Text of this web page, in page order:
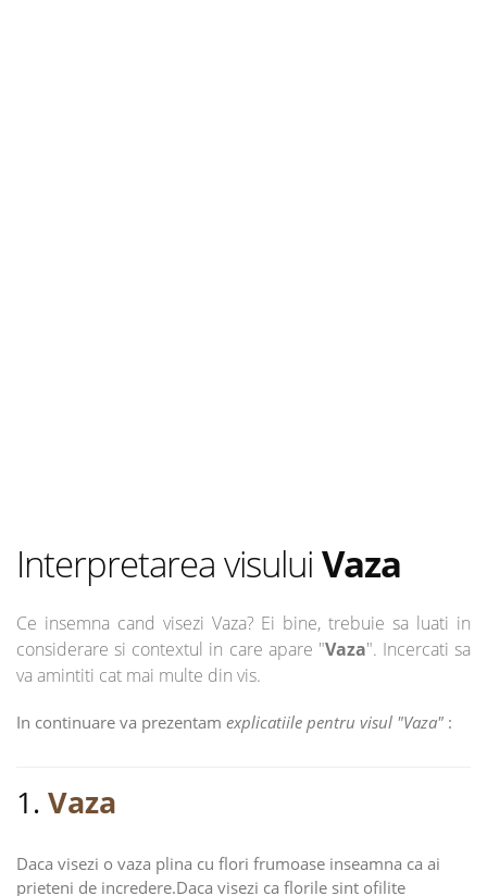
Interpretarea visului Vaza
Ce insemna cand visezi Vaza? Ei bine, trebuie sa luati in
considerare si contextul in care apare "Vaza". Incercati sa
va amintiti cat mai multe din vis.
In continuare va prezentam explicatiile pentru visul "Vaza" :
1. Vaza
Daca visezi o vaza plina cu flori frumoase inseamna ca ai
prieteni de incredere.Daca visezi ca florile sint ofilite